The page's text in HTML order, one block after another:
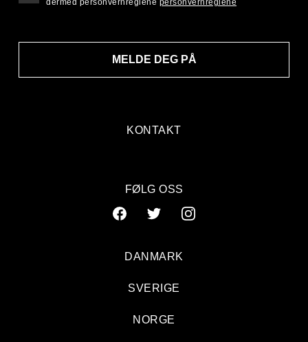
KONTAKT
MELDE DEG PÅ
dermed personvernreglene personvernreglene
FØLG OSS
DANMARK
SVERIGE
NORGE